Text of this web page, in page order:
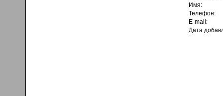
Имя:
Телефон:
E-mail:
Дата